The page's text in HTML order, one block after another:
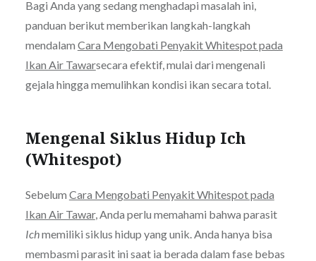
Bagi Anda yang sedang menghadapi masalah ini,
panduan berikut memberikan langkah-langkah
mendalam Cara Mengobati Penyakit Whitespot pada
Ikan Air Tawarsecara efektif, mulai dari mengenali
gejala hingga memulihkan kondisi ikan secara total.
Mengenal Siklus Hidup Ich
(Whitespot)
Sebelum Cara Mengobati Penyakit Whitespot pada
Ikan Air Tawar, Anda perlu memahami bahwa parasit
Ichmemiliki siklus hidup yang unik. Anda hanya bisa
membasmi parasit ini saat ia berada dalam fase bebas